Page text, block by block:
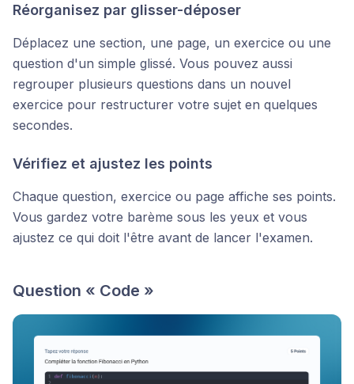
Réorganisez par glisser-déposer
Déplacez une section, une page, un exercice ou une
question d'un simple glissé. Vous pouvez aussi
regrouper plusieurs questions dans un nouvel
exercice pour restructurer votre sujet en quelques
secondes.
Vérifiez et ajustez les points
Chaque question, exercice ou page affiche ses points.
Vous gardez votre barème sous les yeux et vous
ajustez ce qui doit l'être avant de lancer l'examen.
Question « Code »